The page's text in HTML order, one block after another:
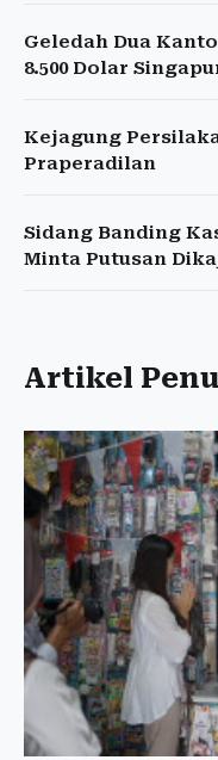
Geledah Dua
8.500 Dolar
Kejagung
Praperadilan
Sidang Banding
Minta Putusan
Artikel